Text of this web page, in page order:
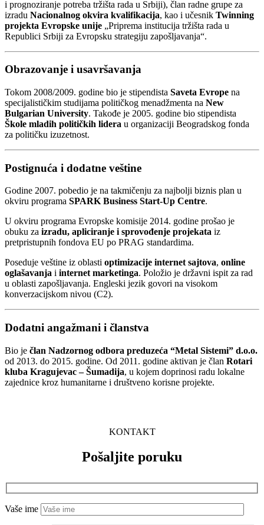
i prognoziranje potreba tržišta rada u Srbiji), član radne grupe za
izradu Nacionalnog okvira kvalifikacija, kao i učesnik Twinning
projekta Evropske unije „Priprema institucija tržišta rada u
Republici Srbiji za Evropsku strategiju zapošljavanja“.
Obrazovanje i usavršavanja
Tokom 2008/2009. godine bio je stipendista Saveta Evrope na
specijalističkim studijama političkog menadžmenta na New
Bulgarian University. Takođe je 2005. godine bio stipendista
Škole mladih političkih lidera u organizaciji Beogradskog fonda
za političku izuzetnost.
Postignuća i dodatne veštine
Godine 2007. pobedio je na takmičenju za najbolji biznis plan u
okviru programa SPARK Business Start-Up Centre.
U okviru programa Evropske komisije 2014. godine prošao je
obuku za izradu, apliciranje i sprovođenje projekata iz
pretpristupnih fondova EU po PRAG standardima.
Poseduje veštine iz oblasti optimizacije internet sajtova, online
oglašavanja i internet marketinga. Položio je državni ispit za rad
u oblasti zapošljavanja. Engleski jezik govori na visokom
konverzacijskom nivou (C2).
Dodatni angažmani i članstva
Bio je član Nadzornog odbora preduzeća “Metal Sistemi” d.o.o.
od 2013. do 2015. godine. Od 2011. godine aktivan je član Rotari
kluba Kragujevac – Šumadija, u kojem doprinosi radu lokalne
zajednice kroz humanitarne i društveno korisne projekte.
KONTAKT
Pošaljite poruku
Vaše ime